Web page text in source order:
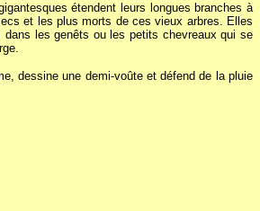
étendent leurs longues branches à
et les plus morts de ces vieux arbres. Elles
les genêts ou les petits chevreaux qui se
dessine une demi-voûte et défend de la pluie